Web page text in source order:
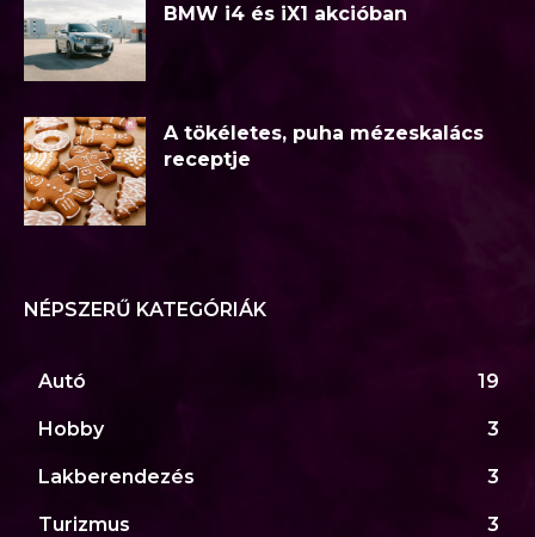
BMW i4 és iX1 akcióban
A tökéletes, puha mézeskalács
receptje
NÉPSZERŰ KATEGÓRIÁK
Autó 19
Hobby 3
Lakberendezés 3
Turizmus 3